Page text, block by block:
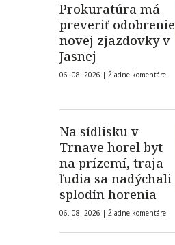
Prokuratúra má
preveriť odobrenie
novej zjazdovky v
Jasnej
06. 08. 2026 | Žiadne komentáre
Na sídlisku v
Trnave horel byt
na prízemí, traja
ľudia sa nadýchali
splodín horenia
06. 08. 2026 | Žiadne komentáre